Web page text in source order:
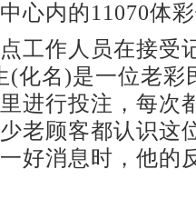
心内的11070体
作人员在接受
(化名)是一位老彩
进行投注，每次
老顾客都认识这
好消息时，他的